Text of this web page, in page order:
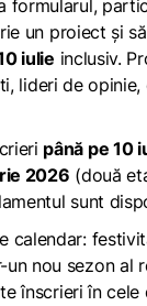
formularul,
un proiect și
iulie inclusiv.
lideri de
până pe 10
2026 (două
sunt
nou sezon al
înscrieri în